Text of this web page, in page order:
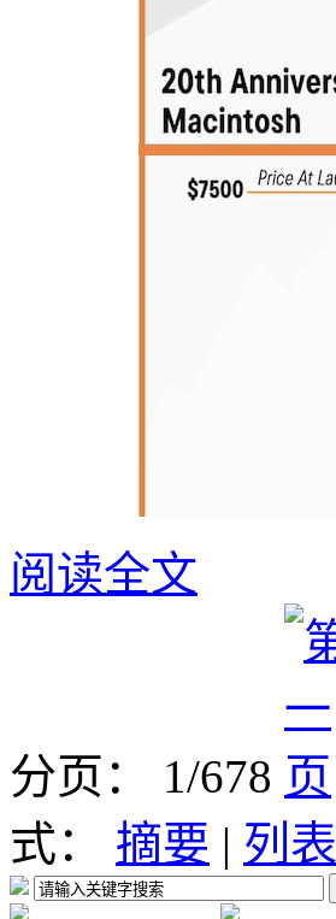
阅读全文
分页： 1/678
式： 摘要 | 列表